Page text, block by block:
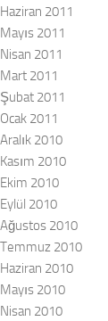
Haziran 2011
Mayıs 2011
Nisan 2011
Mart 2011
Şubat 2011
Ocak 2011
Aralık 2010
Kasım 2010
Ekim 2010
Eylül 2010
Ağustos 2010
Temmuz 2010
Haziran 2010
Mayıs 2010
Nisan 2010